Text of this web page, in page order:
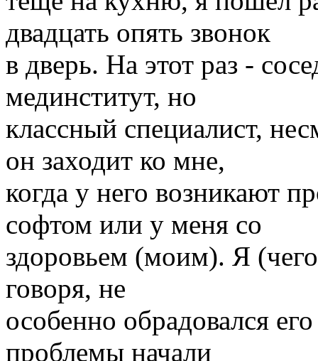
двадцать опять звонок
в дверь. На этот раз -
мединститут, но
классный специалист,
он заходит ко мне,
когда у него возникают
софтом или у меня со
здоровьем (моим). Я (чего
говоря, не
особенно обрадовался
проблемы начали